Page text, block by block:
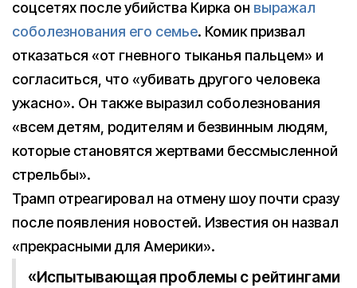
соцсетях после убийства Кирка он выражал
соболезнования его семье. Комик призвал
отказаться «от гневного тыканья пальцем» и
согласиться, что «убивать другого человека
ужасно». Он также выразил соболезнования
«всем детям, родителям и безвинным людям,
которые становятся жертвами бессмысленной
стрельбы».
Трамп отреагировал на отмену шоу почти сразу
после появления новостей. Известия он назвал
«прекрасными для Америки».
«Испытывающая проблемы с рейтингами